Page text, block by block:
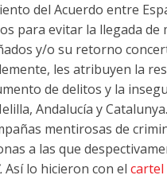
del Acuerdo entre
para evitar la llegada de
y/o su retorno
les atribuyen la
de delitos y la
Andalucía y
mentirosas de
a las que
Así lo hicieron con el cartel